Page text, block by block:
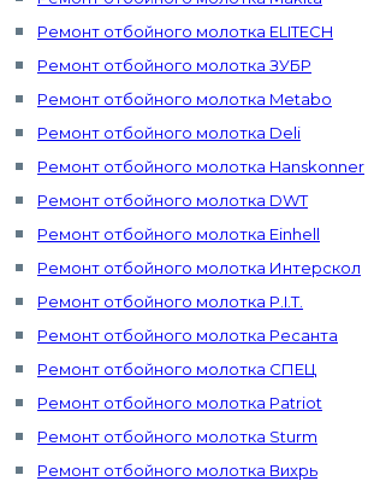
Ремонт отбойного молотка ELITECH
Ремонт отбойного молотка ЗУБР
Ремонт отбойного молотка Metabo
Ремонт отбойного молотка Deli
Ремонт отбойного молотка Hanskonner
Ремонт отбойного молотка DWT
Ремонт отбойного молотка Einhell
Ремонт отбойного молотка Интерскол
Ремонт отбойного молотка P.I.T.
Ремонт отбойного молотка Ресанта
Ремонт отбойного молотка СПЕЦ
Ремонт отбойного молотка Patriot
Ремонт отбойного молотка Sturm
Ремонт отбойного молотка Вихрь